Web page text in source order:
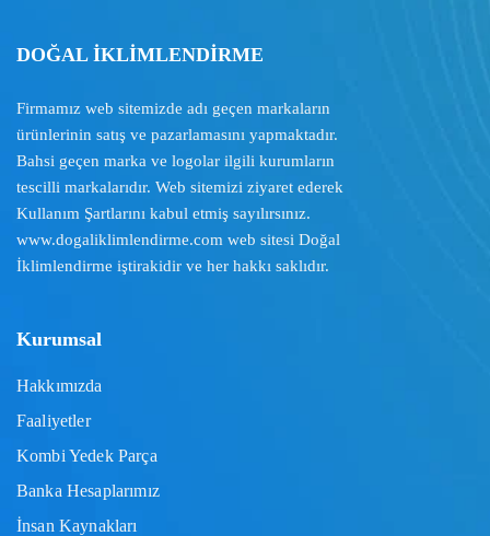
DOĞAL İKLİMLENDİRME
Firmamız web sitemizde adı geçen markaların
ürünlerinin satış ve pazarlamasını yapmaktadır.
Bahsi geçen marka ve logolar ilgili kurumların
tescilli markalarıdır. Web sitemizi ziyaret ederek
Kullanım Şartlarını kabul etmiş sayılırsınız.
www.dogaliklimlendirme.com web sitesi Doğal
İklimlendirme iştirakidir ve her hakkı saklıdır.
Kurumsal
Hakkımızda
Faaliyetler
Kombi Yedek Parça
Banka Hesaplarımız
İnsan Kaynakları